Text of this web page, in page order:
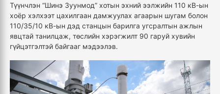
Түүнчлэн “Шинэ Зуунмод” хотын эхний ээлжийн 110 кВ-ын
хоёр хэлхээт цахилгаан дамжуулах агаарын шугам болон
110/35/10 кВ-ын дэд станцын барилга угсралтын ажлын
явцтай танилцаж, төслийн хэрэгжилт 90 гаруй хувийн
гүйцэтгэлтэй байгааг мэдээлэв.